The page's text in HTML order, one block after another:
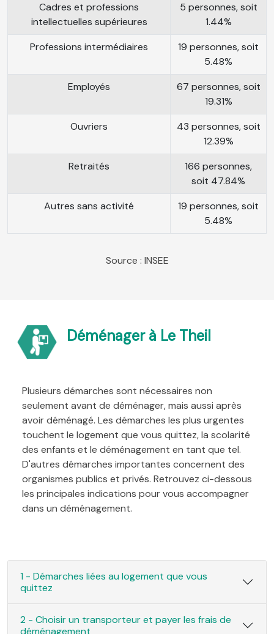
Cadres et professions
intellectuelles supérieures
5 personnes, soit
1.44%
Professions intermédiaires
19 personnes, soit
5.48%
Employés
67 personnes, soit
19.31%
Ouvriers
43 personnes, soit
12.39%
Retraités
166 personnes,
soit 47.84%
Autres sans activité
19 personnes, soit
5.48%
Source : INSEE
Déménager à Le Theil
Plusieurs démarches sont nécessaires non
seulement avant de déménager, mais aussi après
avoir déménagé. Les démarches les plus urgentes
touchent le logement que vous quittez, la scolarité
des enfants et le déménagement en tant que tel.
D'autres démarches importantes concernent des
organismes publics et privés. Retrouvez ci-dessous
les principales indications pour vous accompagner
dans un déménagement.
1 - Démarches liées au logement que vous
quittez
2 - Choisir un transporteur et payer les frais de
déménagement